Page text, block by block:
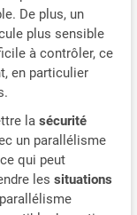
De plus, un
plus sensible
à contrôler, ce
en particulier
la sécurité
un parallélisme
qui peut
les situations